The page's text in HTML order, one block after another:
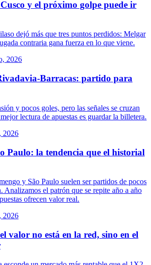
y el próximo golpe puede ir
dejó más que tres puntos perdidos: Melgar
contraria gana fuerza en lo que viene.
2026
Barracas: partido para
y pocos goles, pero las señales se cruzan
lectura de apuestas es guardar la billetera.
2026
Paulo: la tendencia que el historial
y São Paulo suelen ser partidos de pocos
Analizamos el patrón que se repite año a año
ofrecen valor real.
2026
valor no está en la red, sino en el